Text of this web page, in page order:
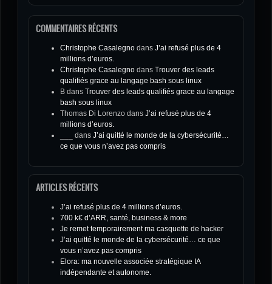
COMMENTAIRES RÉCENTS
Christophe Casalegno dans J’ai refusé plus de 4
millions d’euros.
Christophe Casalegno dans Trouver des leads
qualifiés grace au langage bash sous linux
B dans Trouver des leads qualifiés grace au langage
bash sous linux
Thomas Di Lorenzo dans J’ai refusé plus de 4
millions d’euros.
dans J’ai quitté le monde de la cybersécurité…
ce que vous n’avez pas compris
ARTICLES RÉCENTS
J’ai refusé plus de 4 millions d’euros.
700 k€ d’ARR, santé, business & more
Je remet temporairement ma casquette de hacker
J’ai quitté le monde de la cybersécurité… ce que
vous n’avez pas compris
Elora: ma nouvelle associée stratégique IA
indépendante et autonome.